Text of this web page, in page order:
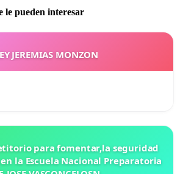
le pueden interesar
JEREMIAS MONZON
para fomentar,la seguridad
la Escuela Nacional Preparatoria